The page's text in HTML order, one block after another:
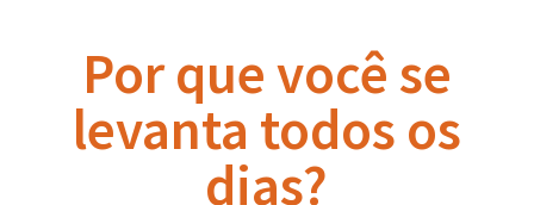
Por que você se
levanta todos os
dias?